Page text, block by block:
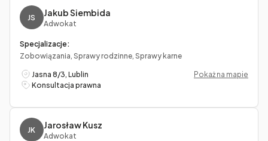
JS Jakub Siembida
Adwokat
Specjalizacje:
Zobowiązania, Sprawy rodzinne, Sprawy karne
Jasna 8/3, Lublin
Pokaż na mapie
Konsultacja prawna
JK Jarosław Kusz
Adwokat